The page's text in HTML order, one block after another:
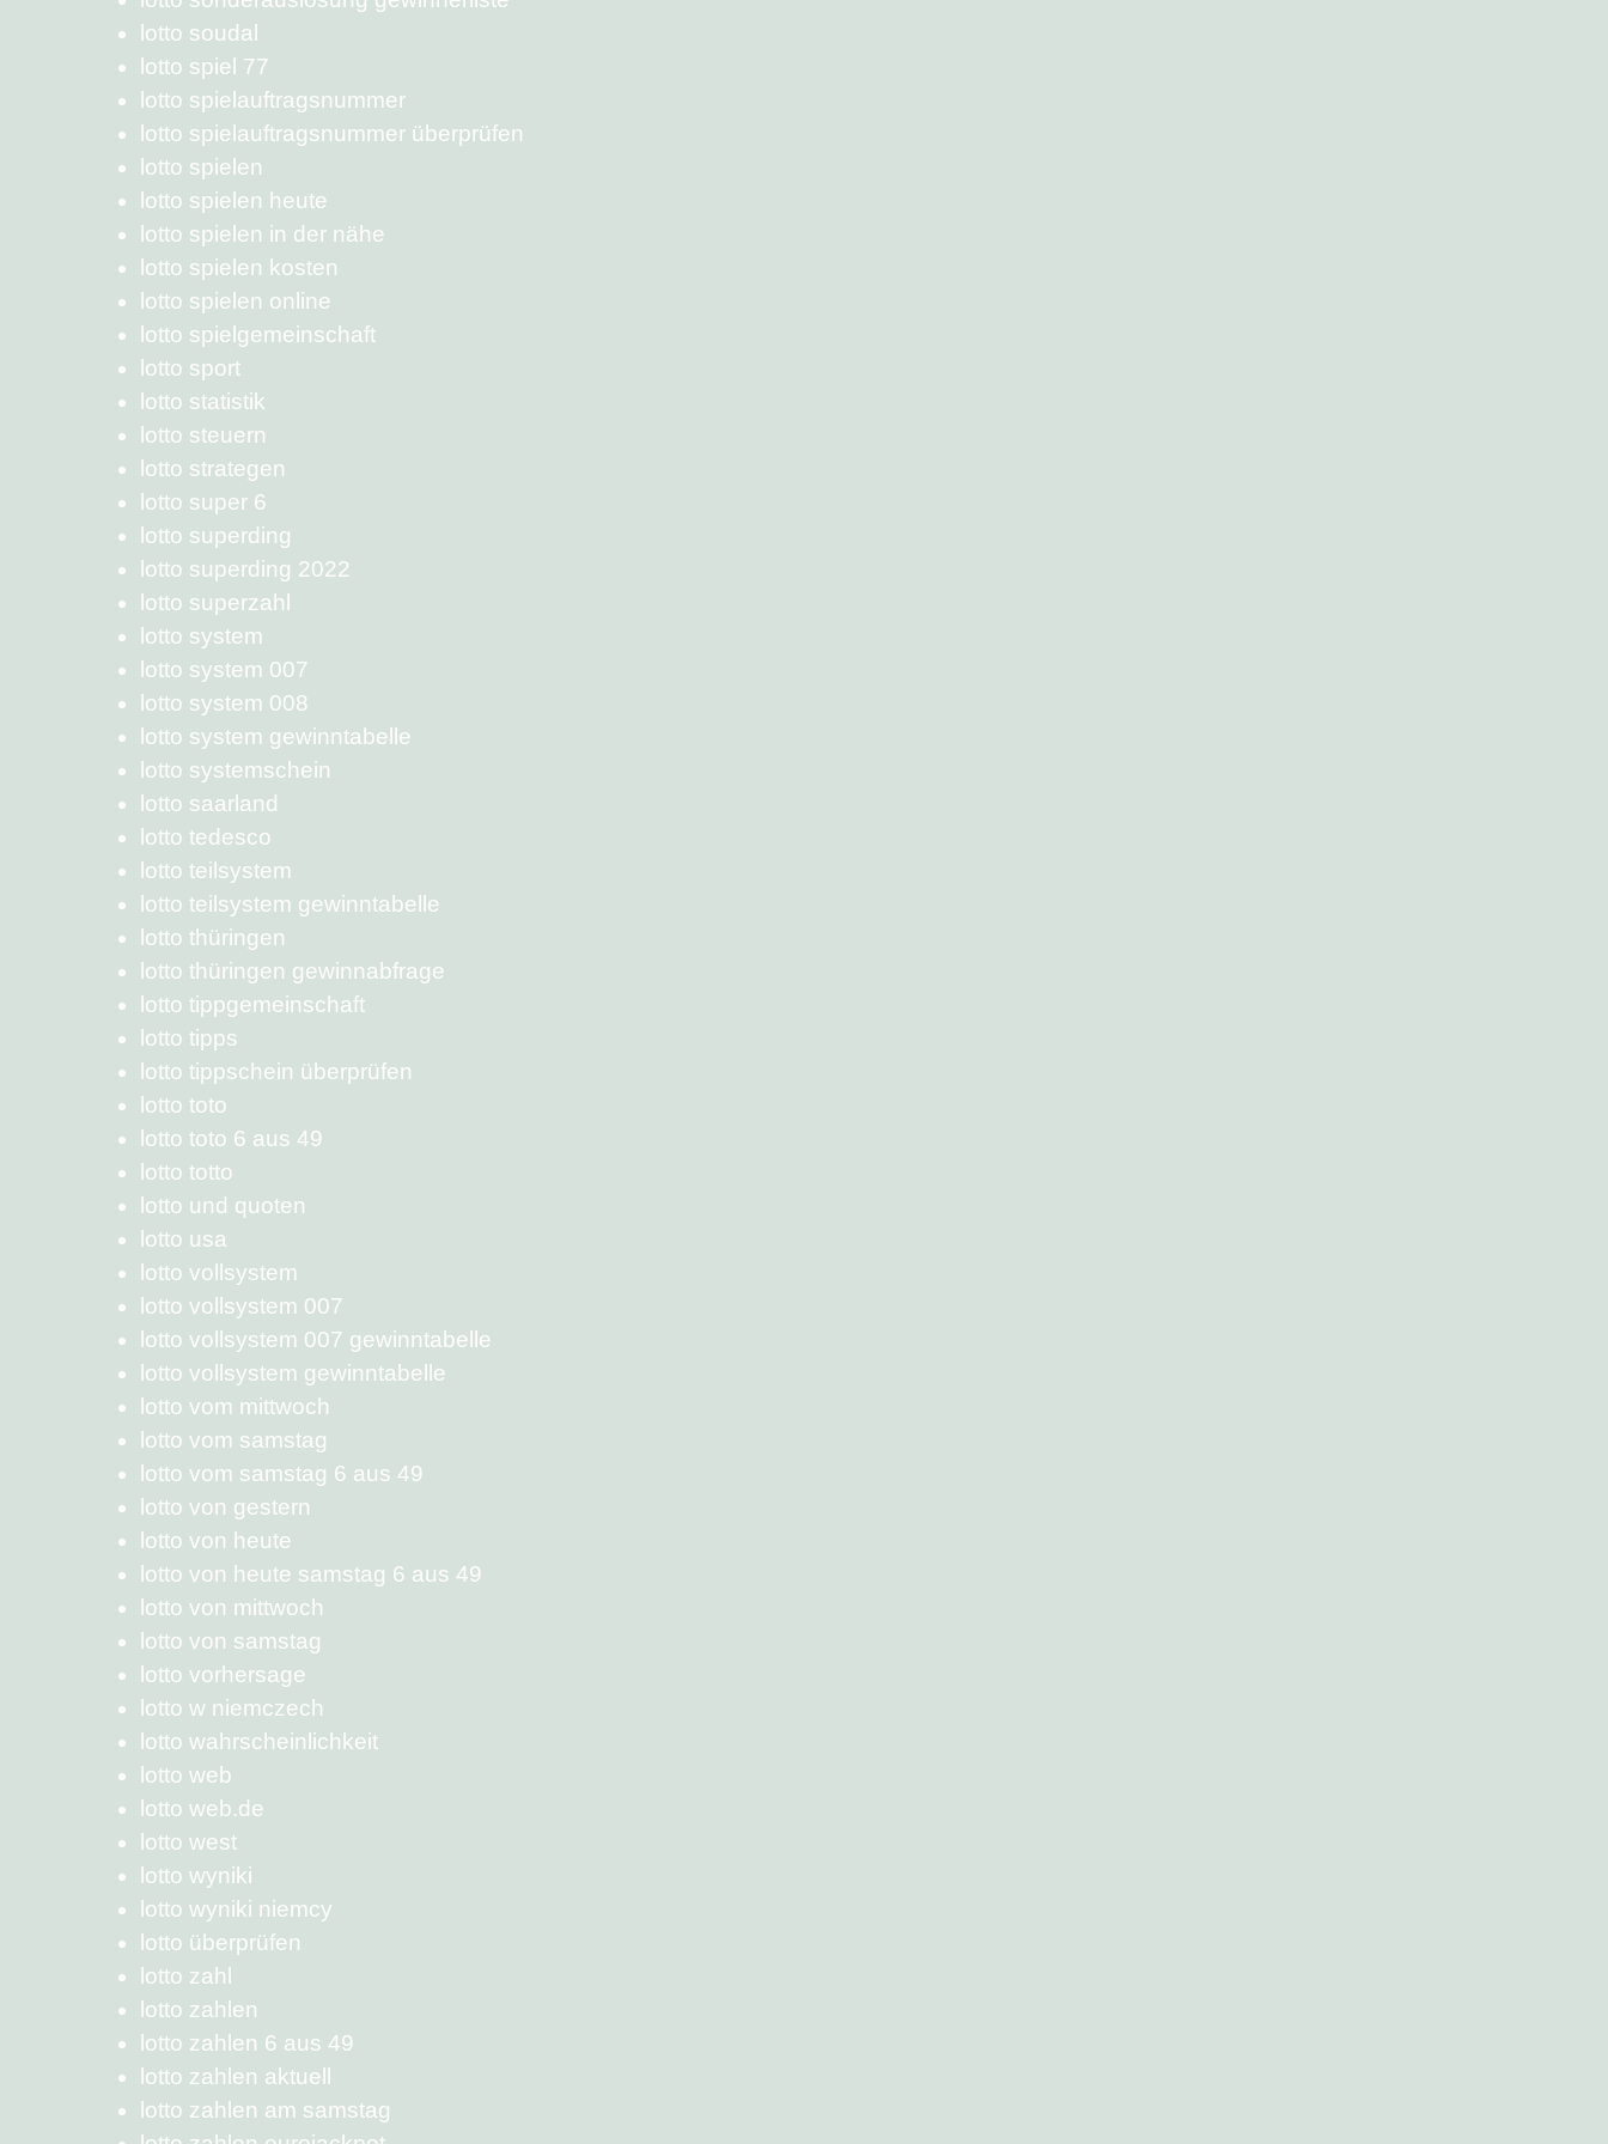
lotto soudal
lotto spiel 77
lotto spielauftragsnummer
lotto spielauftragsnummer überprüfen
lotto spielen
lotto spielen heute
lotto spielen in der nähe
lotto spielen kosten
lotto spielen online
lotto spielgemeinschaft
lotto sport
lotto statistik
lotto steuern
lotto strategen
lotto super 6
lotto superding
lotto superding 2022
lotto superzahl
lotto system
lotto system 007
lotto system 008
lotto system gewinntabelle
lotto systemschein
lotto saarland
lotto tedesco
lotto teilsystem
lotto teilsystem gewinntabelle
lotto thüringen
lotto thüringen gewinnabfrage
lotto tippgemeinschaft
lotto tipps
lotto tippschein überprüfen
lotto toto
lotto toto 6 aus 49
lotto totto
lotto und quoten
lotto usa
lotto vollsystem
lotto vollsystem 007
lotto vollsystem 007 gewinntabelle
lotto vollsystem gewinntabelle
lotto vom mittwoch
lotto vom samstag
lotto vom samstag 6 aus 49
lotto von gestern
lotto von heute
lotto von heute samstag 6 aus 49
lotto von mittwoch
lotto von samstag
lotto vorhersage
lotto w niemczech
lotto wahrscheinlichkeit
lotto web
lotto web.de
lotto west
lotto wyniki
lotto wyniki niemcy
lotto überprüfen
lotto zahl
lotto zahlen
lotto zahlen 6 aus 49
lotto zahlen aktuell
lotto zahlen am samstag